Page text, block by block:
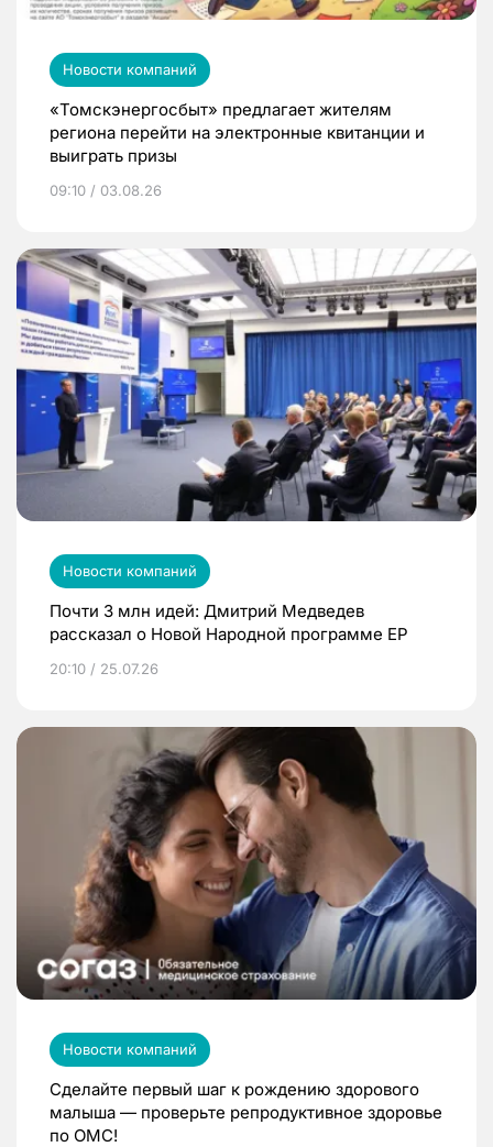
Новости компаний
«Томскэнергосбыт» предлагает жителям
региона перейти на электронные квитанции и
выиграть призы
09:10 / 03.08.26
Новости компаний
Почти 3 млн идей: Дмитрий Медведев
рассказал о Новой Народной программе ЕР
20:10 / 25.07.26
Новости компаний
Сделайте первый шаг к рождению здорового
малыша — проверьте репродуктивное здоровье
по ОМС!